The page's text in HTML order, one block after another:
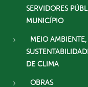
SERVIDORES
MUNICÍPIO
MEIO AMBIENTE,
DE CLIMA
OBRAS